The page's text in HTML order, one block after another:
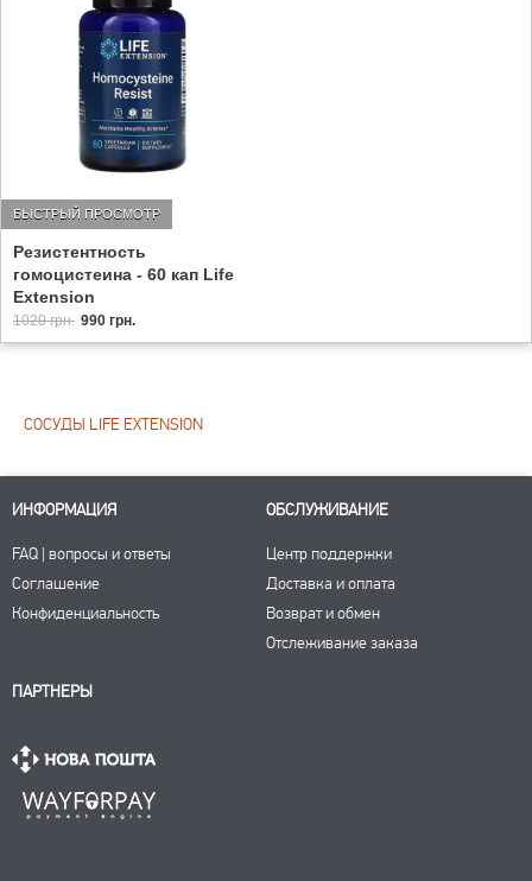
Резистентность
гомоцистеина - 60 кап Life
Extension
БЫСТРЫЙ ПРОСМОТР
1020 грн. 990 грн.
СОСУДЫ LIFE EXTENSION
ИНФОРМАЦИЯ
FAQ | вопросы и ответы
Соглашение
Конфиденциальность
ОБСЛУЖИВАНИЕ
Центр поддержки
Доставка и оплата
Возврат и обмен
Отслеживание заказа
ПАРТНЕРЫ